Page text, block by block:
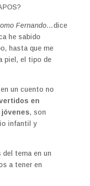
Fernando…dice
he sabido
hasta que me
piel, el tipo de
un cuento no
en
, son
infantil y
tema en un
a tener en